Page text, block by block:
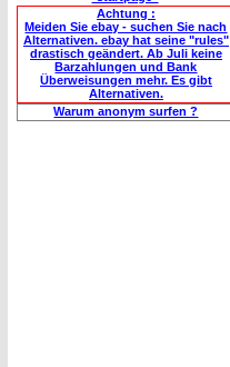
Achtung :
Meiden Sie ebay - suchen Sie nach
Alternativen. ebay hat seine "rules"
drastisch geändert. Ab Juli keine
Barzahlungen und Bank
Überweisungen mehr. Es gibt
Alternativen.
Warum anonym surfen ?